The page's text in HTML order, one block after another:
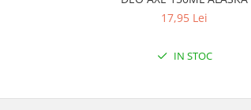
17,95 Lei
IN STOC